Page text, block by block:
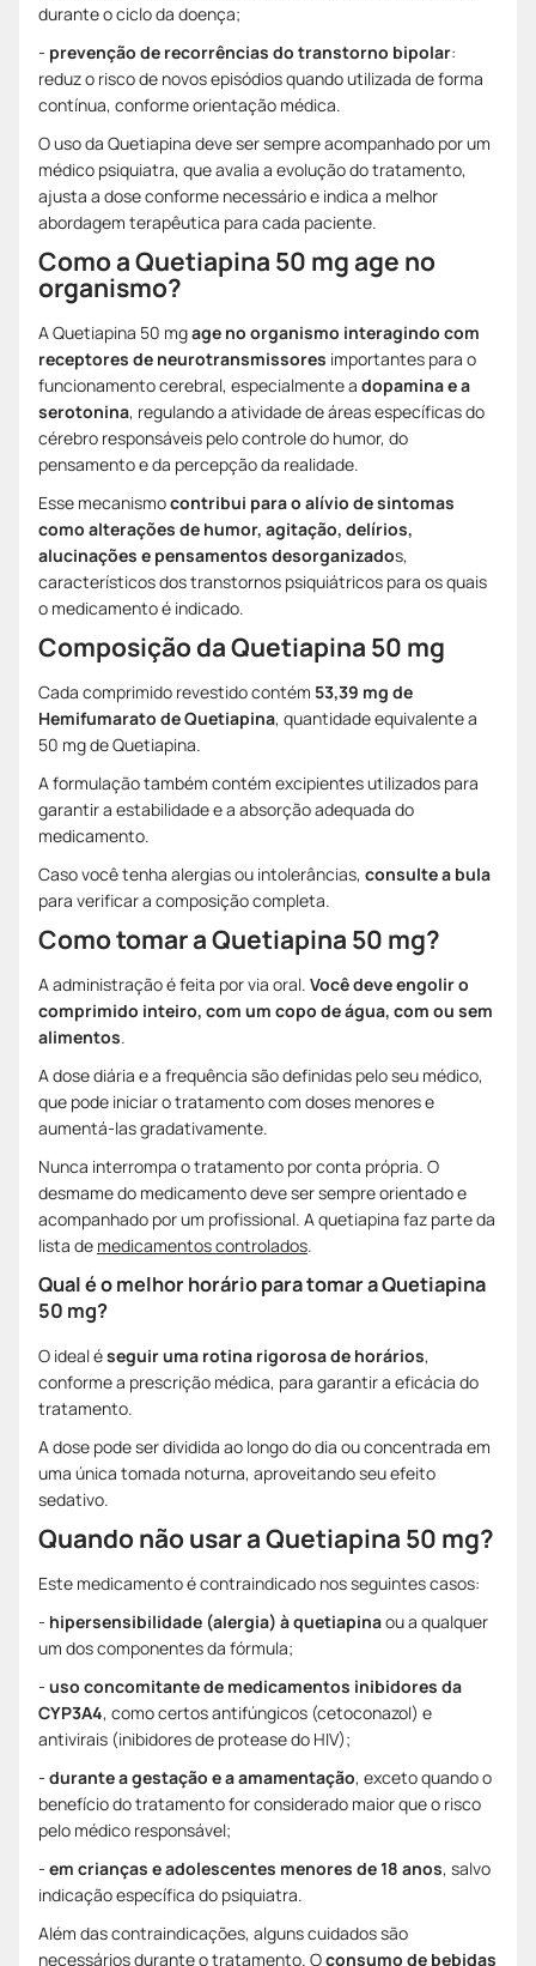
durante o ciclo da doença;
- prevenção de recorrências do transtorno bipolar:
reduz o risco de novos episódios quando utilizada de forma
contínua, conforme orientação médica.
O uso da Quetiapina deve ser sempre acompanhado por um
médico psiquiatra, que avalia a evolução do tratamento,
ajusta a dose conforme necessário e indica a melhor
abordagem terapêutica para cada paciente.
Como a Quetiapina 50 mg age no
organismo?
A Quetiapina 50 mgage no organismo interagindo com
receptores de neurotransmissores importantes para o
funcionamento cerebral, especialmente a dopamina e a
serotonina, regulando a atividade de áreas específicas do
cérebro responsáveis pelo controle do humor, do
pensamento e da percepção da realidade.
Esse mecanismocontribui para o alívio de sintomas
como alterações de humor, agitação, delírios,
alucinações e pensamentos desorganizados,
característicos dos transtornos psiquiátricos para os quais
o medicamento é indicado.
Composição da Quetiapina 50 mg
Cada comprimido revestido contém 53,39 mg de
Hemifumarato de Quetiapina, quantidade equivalente a
50 mg de Quetiapina.
A formulação também contém excipientes utilizados para
garantir a estabilidade e a absorção adequada do
medicamento.
Caso você tenha alergias ou intolerâncias, consulte a bula
para verificar a composição completa.
Como tomar a Quetiapina 50 mg?
A administração é feita por via oral. Você deve engolir o
comprimido inteiro, com um copo de água, com ou sem
alimentos.
A dose diária e a frequência são definidas pelo seu médico,
que pode iniciar o tratamento com doses menores e
aumentá-las gradativamente.
Nunca interrompa o tratamento por conta própria. O
desmame do medicamento deve ser sempre orientado e
acompanhado por um profissional. A quetiapina faz parte da
lista de medicamentos controlados.
Qual é o melhor horário para tomar a Quetiapina
50 mg?
O ideal éseguir uma rotina rigorosa de horários,
conforme a prescrição médica, para garantir a eficácia do
tratamento.
A dose pode ser dividida ao longo do dia ou concentrada em
uma única tomada noturna, aproveitando seu efeito
sedativo.
Quando não usar a Quetiapina 50 mg?
Este medicamento é contraindicado nos seguintes casos:
- hipersensibilidade (alergia) à quetiapinaou a qualquer
um dos componentes da fórmula;
- uso concomitante de medicamentos inibidores da
CYP3A4, como certos antifúngicos (cetoconazol) e
antivirais (inibidores de protease do HIV);
- durante a gestação e a amamentação, exceto quando o
benefício do tratamento for considerado maior que o risco
pelo médico responsável;
- em crianças e adolescentes menores de 18 anos, salvo
indicação específica do psiquiatra.
Além das contraindicações, alguns cuidados são
necessários durante o tratamento. Oconsumo de bebidas